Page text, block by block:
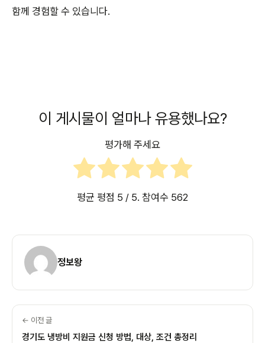
함께 경험할 수 있습니다.
이 게시물이 얼마나 유용했나요?
평가해 주세요
평균 평점 5 / 5. 참여수 562
정보왕
← 이전 글
경기도 냉방비 지원금 신청 방법, 대상, 조건 총정리